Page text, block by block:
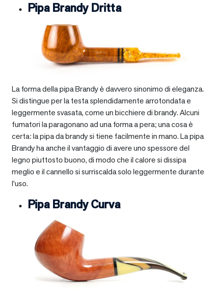
Pipa Brandy Dritta
La forma della pipa Brandy è davvero sinonimo di eleganza.
Si distingue per la testa splendidamente arrotondata e
leggermente svasata, come un bicchiere di brandy. Alcuni
fumatori la paragonano ad una forma a pera; una cosa è
certa: la pipa da brandy si tiene facilmente in mano. La pipa
Brandy ha anche il vantaggio di avere uno spessore del
legno piuttosto buono, di modo che il calore si dissipa
meglio e il cannello si surriscalda solo leggermente durante
l’uso.
Pipa Brandy Curva